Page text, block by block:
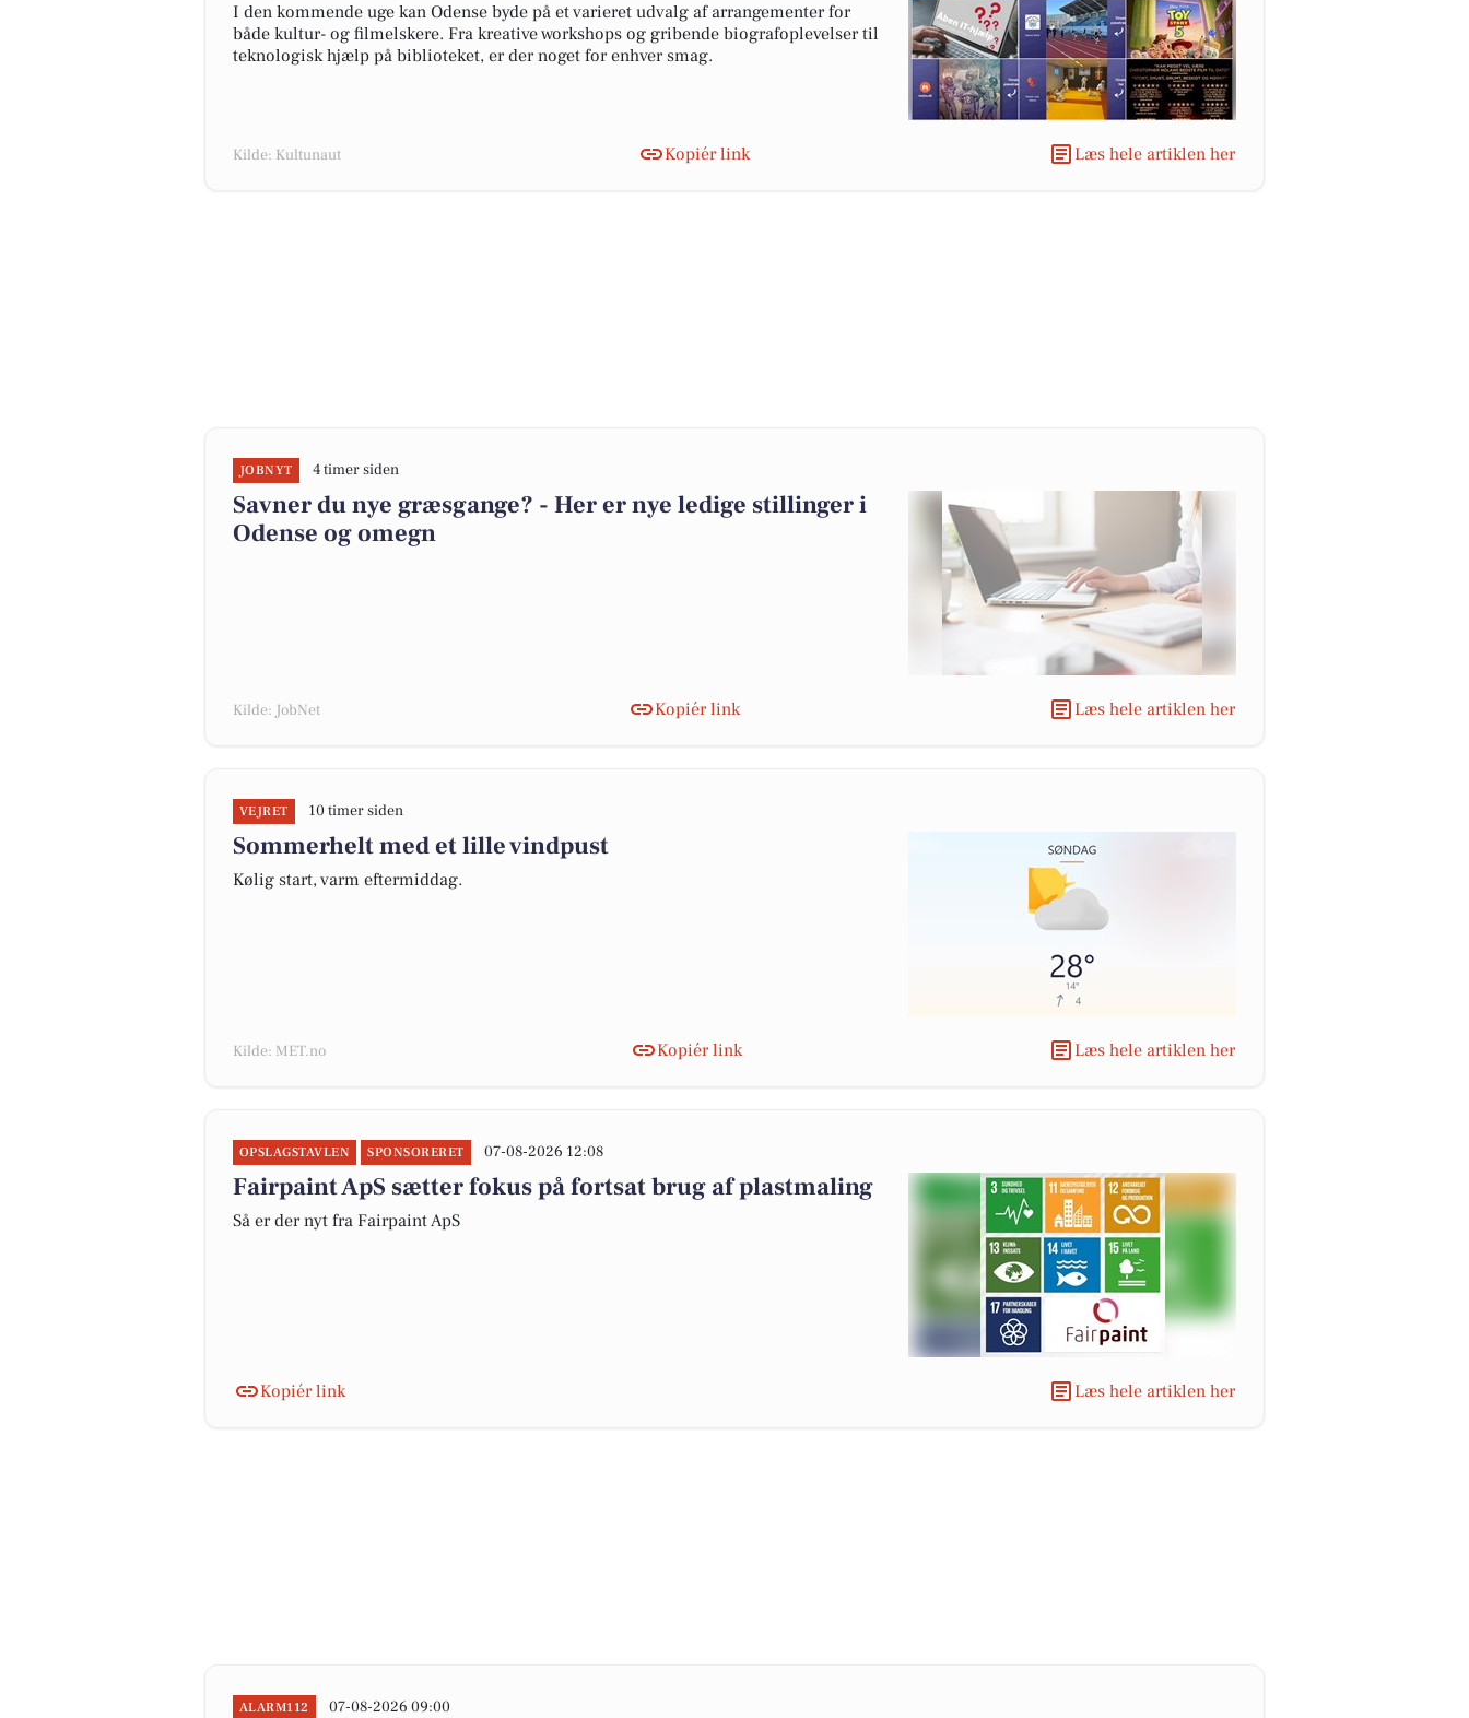
I den kommende uge kan Odense byde på et varieret udvalg af arrangementer for
både kultur- og filmelskere. Fra kreative workshops og gribende biografoplevelser til
teknologisk hjælp på biblioteket, er der noget for enhver smag.
Kilde: Kultunaut Kopiér link Læs hele artiklen her
JOBNYT 4 timer siden
Savner du nye græsgange? - Her er nye ledige stillinger i
Odense og omegn
Kilde: JobNet Kopiér link Læs hele artiklen her
VEJRET 10 timer siden
Sommerhelt med et lille vindpust
Kølig start, varm eftermiddag.
Kilde: MET.no Kopiér link Læs hele artiklen her
OPSLAGSTAVLEN SPONSORERET 07-08-2026 12:08
Fairpaint ApS sætter fokus på fortsat brug af plastmaling
Så er der nyt fra Fairpaint ApS
Kopiér link Læs hele artiklen her
ALARM112 07-08-2026 09:00